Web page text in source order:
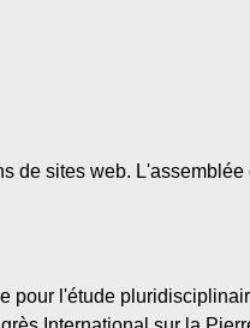
de sites web. L'assemblée
pour l'étude